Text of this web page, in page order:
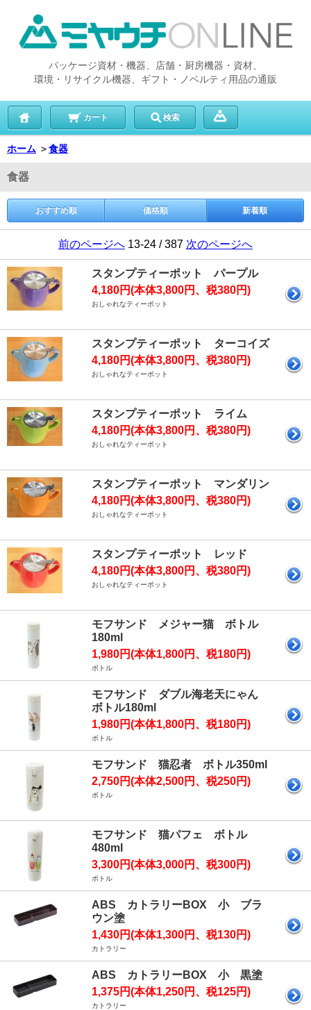
パッケージ資材・機器、店舗・厨房機器・資材、
環境・リサイクル機器、ギフト・ノベルティ用品の通販
カート 検索
ホーム ＞食器
食器
おすすめ順 価格順 新着順
前のページへ 13-24 / 387 次のページへ
スタンプティーポット パープル
4,180円(本体3,800円、税380円)
おしゃれなティーポット
スタンプティーポット ターコイズ
4,180円(本体3,800円、税380円)
おしゃれなティーポット
スタンプティーポット ライム
4,180円(本体3,800円、税380円)
おしゃれなティーポット
スタンプティーポット マンダリン
4,180円(本体3,800円、税380円)
おしゃれなティーポット
スタンプティーポット レッド
4,180円(本体3,800円、税380円)
おしゃれなティーポット
モフサンド メジャー猫 ボトル
180ml
1,980円(本体1,800円、税180円)
ボトル
モフサンド ダブル海老天にゃん
ボトル180ml
1,980円(本体1,800円、税180円)
ボトル
モフサンド 猫忍者 ボトル350ml
2,750円(本体2,500円、税250円)
ボトル
モフサンド 猫パフェ ボトル
480ml
3,300円(本体3,000円、税300円)
ボトル
ABS カトラリーBOX 小 ブラ
ウン塗
1,430円(本体1,300円、税130円)
カトラリー
ABS カトラリーBOX 小 黒塗
1,375円(本体1,250円、税125円)
カトラリー